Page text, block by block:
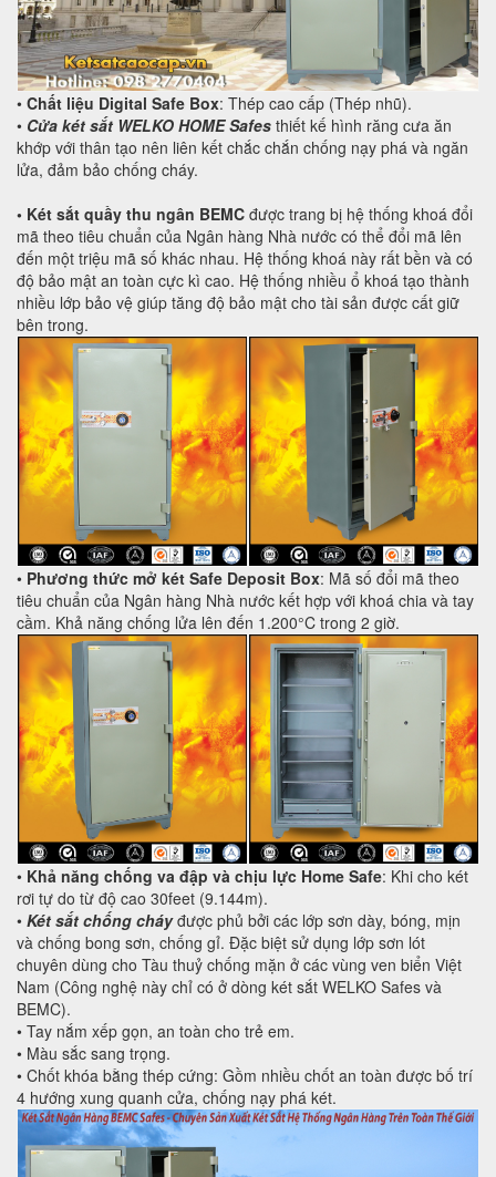
• Chất liệu Digital Safe Box: Thép cao cấp (Thép nhũ).
• Cửa két sắt WELKO HOME Safes thiết kế hình răng cưa ăn
khớp với thân tạo nên liên kết chắc chắn chống nạy phá và ngăn
lửa, đảm bảo chống cháy.
• Két sắt quầy thu ngân BEMC được trang bị hệ thống khoá đổi
mã theo tiêu chuẩn của Ngân hàng Nhà nước có thể đổi mã lên
đến một triệu mã số khác nhau. Hệ thống khoá này rất bền và có
độ bảo mật an toàn cực kì cao. Hệ thống nhiều ổ khoá tạo thành
nhiều lớp bảo vệ giúp tăng độ bảo mật cho tài sản được cất giữ
bên trong.
• Phương thức mở két Safe Deposit Box: Mã số đổi mã theo
tiêu chuẩn của Ngân hàng Nhà nước kết hợp với khoá chia và tay
cầm. Khả năng chống lửa lên đến 1.200°C trong 2 giờ.
• Khả năng chống va đập và chịu lực Home Safe: Khi cho két
rơi tự do từ độ cao 30feet (9.144m).
• Két sắt chống cháyđược phủ bởi các lớp sơn dày, bóng, mịn
và chống bong sơn, chống gỉ. Đặc biệt sử dụng lớp sơn lót
chuyên dùng cho Tàu thuỷ chống mặn ở các vùng ven biển Việt
Nam (Công nghệ này chỉ có ở dòng két sắt WELKO Safes và
BEMC).
• Tay nắm xếp gọn, an toàn cho trẻ em.
• Màu sắc sang trọng.
• Chốt khóa bằng thép cứng: Gồm nhiều chốt an toàn được bố trí
4 hướng xung quanh cửa, chống nạy phá két.